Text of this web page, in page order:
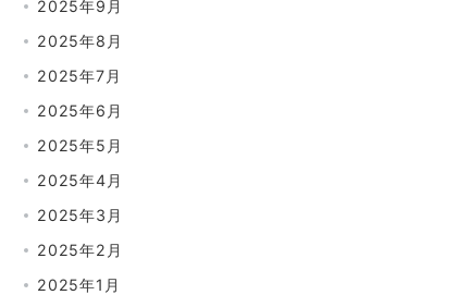
2025年9月
2025年8月
2025年7月
2025年6月
2025年5月
2025年4月
2025年3月
2025年2月
2025年1月